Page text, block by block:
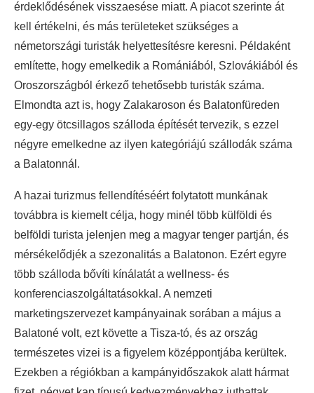
érdeklődésének visszaesése miatt. A piacot szerinte át
kell értékelni, és más területeket szükséges a
németországi turisták helyettesítésre keresni. Példaként
említette, hogy emelkedik a Romániából, Szlovákiából és
Oroszországból érkező tehetősebb turisták száma.
Elmondta azt is, hogy Zalakaroson és Balatonfüreden
egy-egy ötcsillagos szálloda építését tervezik, s ezzel
négyre emelkedne az ilyen kategóriájú szállodák száma
a Balatonnál.
A hazai turizmus fellendítéséért folytatott munkának
továbbra is kiemelt célja, hogy minél több külföldi és
belföldi turista jelenjen meg a magyar tenger partján, és
mérsékelődjék a szezonalitás a Balatonon. Ezért egyre
több szálloda bővíti kínálatát a wellness- és
konferenciaszolgáltatásokkal. A nemzeti
marketingszervezet kampányainak sorában a május a
Balatoné volt, ezt követte a Tisza-tó, és az ország
természetes vizei is a figyelem középpontjába kerültek.
Ezekben a régiókban a kampányidőszakok alatt hármat